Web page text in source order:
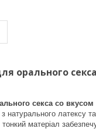
орального
секса со вкусом
з натурального
матеріал